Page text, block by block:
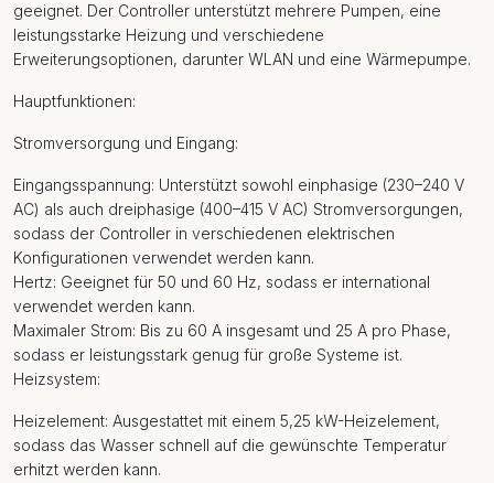
geeignet. Der Controller unterstützt mehrere Pumpen, eine
leistungsstarke Heizung und verschiedene
Erweiterungsoptionen, darunter WLAN und eine Wärmepumpe.
Hauptfunktionen:
Stromversorgung und Eingang:
Eingangsspannung: Unterstützt sowohl einphasige (230–240 V
AC) als auch dreiphasige (400–415 V AC) Stromversorgungen,
sodass der Controller in verschiedenen elektrischen
Konfigurationen verwendet werden kann.
Hertz: Geeignet für 50 und 60 Hz, sodass er international
verwendet werden kann.
Maximaler Strom: Bis zu 60 A insgesamt und 25 A pro Phase,
sodass er leistungsstark genug für große Systeme ist.
Heizsystem:
Heizelement: Ausgestattet mit einem 5,25 kW-Heizelement,
sodass das Wasser schnell auf die gewünschte Temperatur
erhitzt werden kann.